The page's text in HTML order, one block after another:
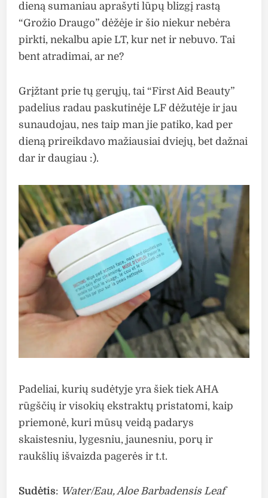
dieną sumaniau aprašyti lūpų blizgį rastą
“Grožio Draugo” dėžėje ir šio niekur nebėra
pirkti, nekalbu apie LT, kur net ir nebuvo. Tai
bent atradimai, ar ne?
Grįžtant prie tų gerųjų, tai “First Aid Beauty”
padelius radau paskutinėje LF dėžutėje ir jau
sunaudojau, nes taip man jie patiko, kad per
dieną prireikdavo mažiausiai dviejų, bet dažnai
dar ir daugiau :).
Padeliai, kurių sudėtyje yra šiek tiek AHA
rūgščių ir visokių ekstraktų pristatomi, kaip
priemonė, kuri mūsų veidą padarys
skaistesniu, lygesniu, jaunesniu, porų ir
raukšlių išvaizda pagerės ir t.t.
Sudėtis: Water/Eau, Aloe Barbadensis Leaf